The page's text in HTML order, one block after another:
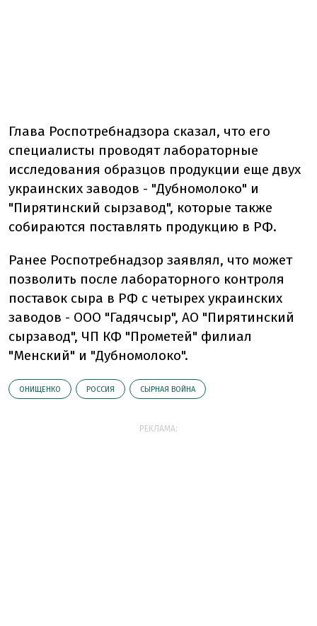
Глава Роспотребнадзора сказал, что его
специалисты проводят лабораторные
исследования образцов продукции еще двух
украинских заводов - "Дубномолоко" и
"Пирятинский сырзавод", которые также
собираются поставлять продукцию в РФ.
Ранее Роспотребнадзор заявлял, что может
позволить после лабораторного контроля
поставок сыра в РФ с четырех украинских
заводов - ООО "Гадячсыр", АО "Пирятинский
сырзавод", ЧП КФ "Прометей" филиал
"Менский" и "Дубномолоко".
ОНИЩЕНКО РОССИЯ СЫРНАЯ ВОЙНА
РЕКЛАМА: